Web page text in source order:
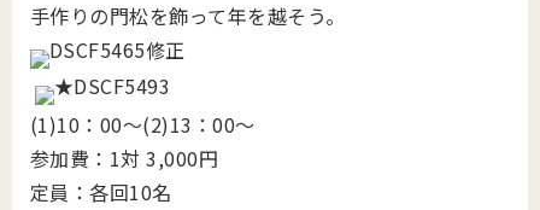
手作りの門松を飾って年を越そう。
(1)10：00～(2)13：00～
参加費：1対 3,000円
定員：各回10名